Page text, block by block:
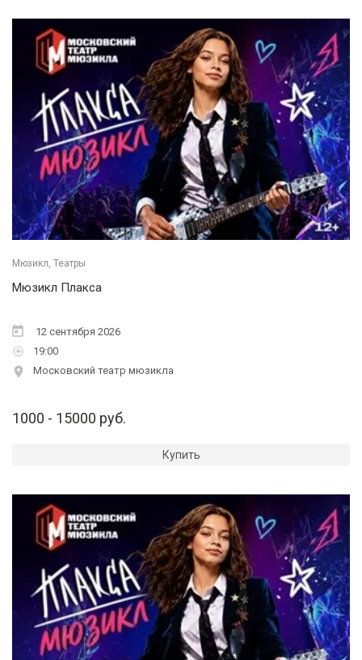
Мюзикл, Театры
Мюзикл Плакса
12 сентября 2026
19:00
Московский театр мюзикла
1000 - 15000 руб.
Купить